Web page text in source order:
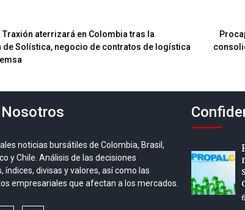
Traxión aterrizará en Colombia tras la
Solística, negocio de contratos de logística
noticias bursátiles de Colombia, Brasil,
y Chile. Análisis de las decisiones
índices, divisas y valores, así como las
empresariales que afectan a los mercados.